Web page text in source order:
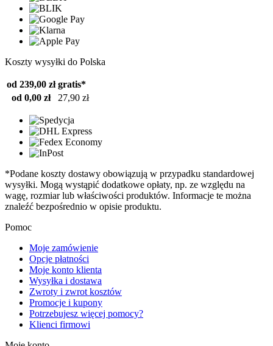
Koszty wysyłki do Polska
od 239,00 zł gratis*
od 0,00 zł
27,90 zł
*Podane koszty dostawy obowiązują w przypadku standardowej
wysyłki. Mogą wystąpić dodatkowe opłaty, np. ze względu na
wagę, rozmiar lub właściwości produktów. Informacje te można
znaleźć bezpośrednio w opisie produktu.
Pomoc
Moje zamówienie
Opcje płatności
Moje konto klienta
Wysyłka i dostawa
Zwroty i zwrot kosztów
Promocje i kupony
Potrzebujesz więcej pomocy?
Klienci firmowi